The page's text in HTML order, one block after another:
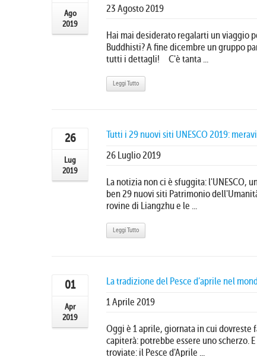
Ago
2019
23 Agosto 2019
Hai mai desiderato regalarti un viaggio
Buddhisti? A fine dicembre un gruppo
tutti i dettagli! C'è tanta ...
Leggi Tutto
26
Lug
2019
Tutti i 29 nuovi siti UNESCO 2019:
26 Luglio 2019
La notizia non ci è sfuggita: l'UNESCO,
ben 29 nuovi siti Patrimonio
rovine di Liangzhu e le ...
Leggi Tutto
01
Apr
2019
La tradizione del Pesce d’aprile nel
1 Aprile 2019
Oggi è 1 aprile, giornata in cui dovreste
capiterà: potrebbe essere uno scherzo.
troviate: il Pesce d'Aprile ...